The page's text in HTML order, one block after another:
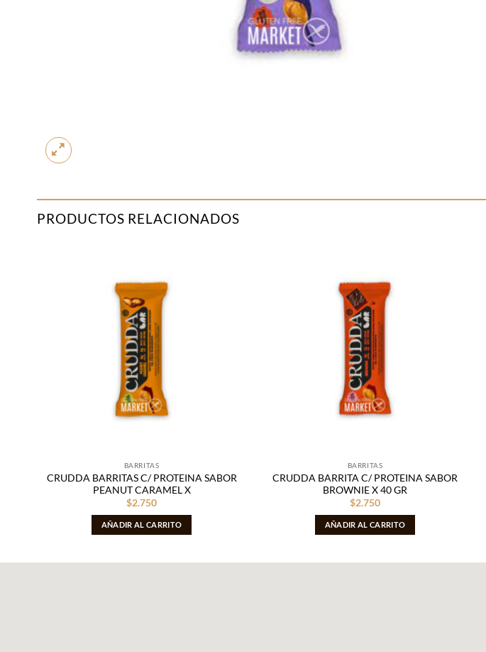
PRODUCTOS RELACIONADOS
BARRITAS
CRUDDA BARRITAS C/ PROTEINA SABOR
PEANUT CARAMEL X
$2.750
AÑADIR AL CARRITO
BARRITAS
CRUDDA BARRITA C/ PROTEINA SABOR
BROWNIE X 40 GR
$2.750
AÑADIR AL CARRITO